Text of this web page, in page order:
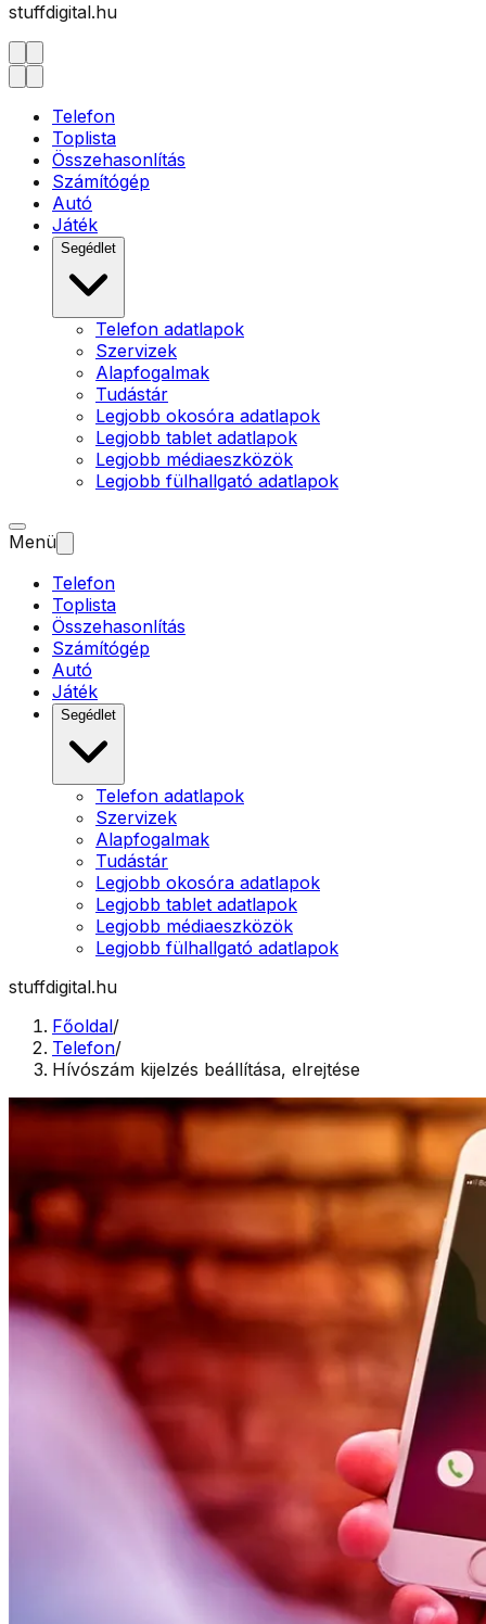
stuffdigital.hu
Telefon
Toplista
Összehasonlítás
Számítógép
Autó
Játék
Segédlet
Telefon adatlapok
Szervizek
Alapfogalmak
Tudástár
Legjobb okosóra adatlapok
Legjobb tablet adatlapok
Legjobb médiaeszközök
Legjobb fülhallgató adatlapok
Menü
Telefon
Toplista
Összehasonlítás
Számítógép
Autó
Játék
Segédlet
Telefon adatlapok
Szervizek
Alapfogalmak
Tudástár
Legjobb okosóra adatlapok
Legjobb tablet adatlapok
Legjobb médiaeszközök
Legjobb fülhallgató adatlapok
stuffdigital.hu
Főoldal/
Telefon/
Hívószám kijelzés beállítása, elrejtése